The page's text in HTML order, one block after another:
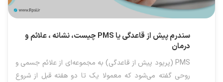
سندرم پیش از قاعدگی یا PMS چیست، نشانه ، علائم و
درمان
PMS (پریود پیش از قاعدگی) به مجموعه‌ای از علائم جسمی و
روحی گفته می‌شود که معمولا یک تا دو هفته قبل از شروع